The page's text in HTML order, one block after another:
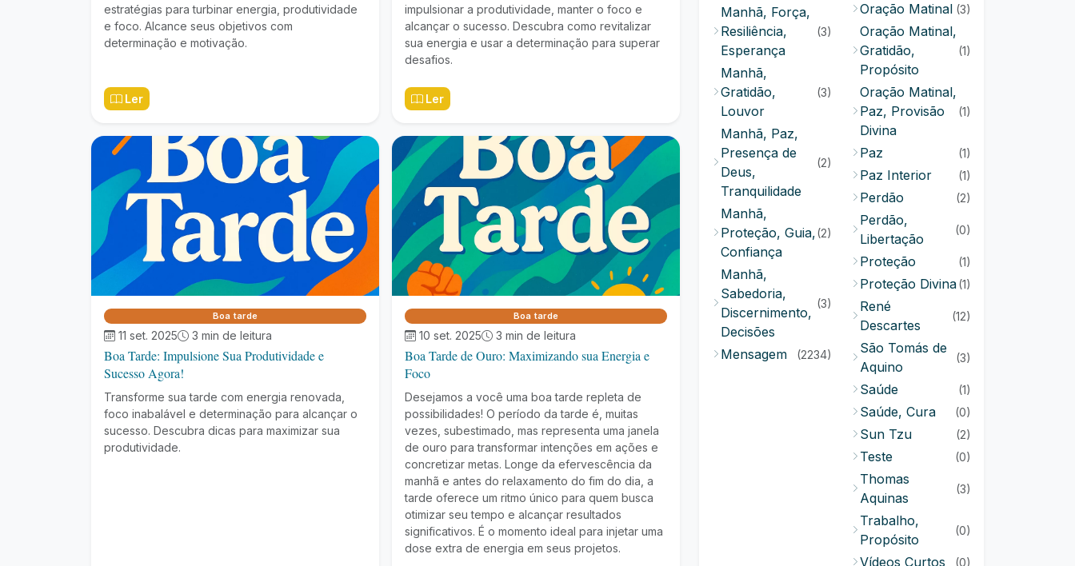
estratégias para turbinar energia, produtividade
e foco. Alcance seus objetivos com
determinação e motivação.
Ler
impulsionar a produtividade, manter o foco e
alcançar o sucesso. Descubra como revitalizar
sua energia e usar a determinação para superar
desafios.
Ler
Boa tarde
11 set. 2025 3 min de leitura
Boa Tarde: Impulsione Sua Produtividade e
Sucesso Agora!
Transforme sua tarde com energia renovada,
foco inabalável e determinação para alcançar o
sucesso. Descubra dicas para maximizar sua
produtividade.
Boa tarde
10 set. 2025 3 min de leitura
Boa Tarde de Ouro: Maximizando sua Energia e
Foco
Desejamos a você uma boa tarde repleta de
possibilidades! O período da tarde é, muitas
vezes, subestimado, mas representa uma janela
de ouro para transformar intenções em ações e
concretizar metas. Longe da efervescência da
manhã e antes do relaxamento do fim do dia, a
tarde oferece um ritmo único para quem busca
otimizar seu tempo e alcançar resultados
significativos. É o momento ideal para injetar uma
dose extra de energia em seus projetos.
Manhã, Força,
Resiliência,
Esperança
(3)
Manhã,
Gratidão,
Louvor
(3)
Manhã, Paz,
Presença de
Deus,
Tranquilidade
(2)
Manhã,
Proteção, Guia,
Confiança
(2)
Manhã,
Sabedoria,
Discernimento,
Decisões
(3)
Mensagem (2234)
Oração Matinal (3)
Oração Matinal,
Gratidão,
Propósito
(1)
Oração Matinal,
Paz, Provisão
Divina
(1)
Paz (1)
Paz Interior (1)
Perdão (2)
Perdão,
Libertação
(0)
Proteção (1)
Proteção Divina(1)
René
Descartes
(12)
São Tomás de
Aquino
(3)
Saúde (1)
Saúde, Cura (0)
Sun Tzu (2)
Teste (0)
Thomas
Aquinas
(3)
Trabalho,
Propósito
(0)
Vídeos Curtos (0)